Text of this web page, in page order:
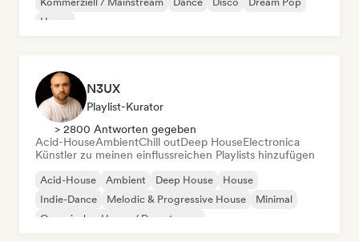
House
N3UX
Playlist-Kurator
> 2800 Antworten gegeben
Acid-HouseAmbientChill outDeep HouseElectronica
Künstler zu meinen einflussreichen Playlists hinzufügen
Acid-House Ambient Deep House
House
Indie-Dance
Melodic & Progressive House
Minimal
Organischer House / Downtempo